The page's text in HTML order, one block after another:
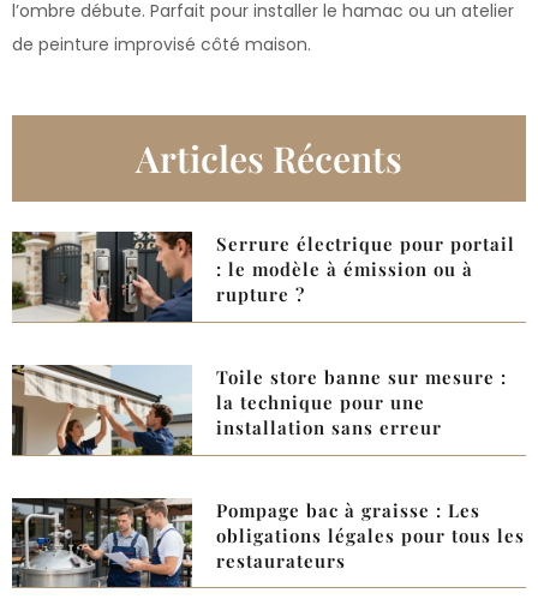
l’ombre débute. Parfait pour installer le hamac ou un atelier
de peinture improvisé côté maison.
Articles Récents
Serrure électrique pour portail
: le modèle à émission ou à
rupture ?
Toile store banne sur mesure :
la technique pour une
installation sans erreur
Pompage bac à graisse : Les
obligations légales pour tous les
restaurateurs